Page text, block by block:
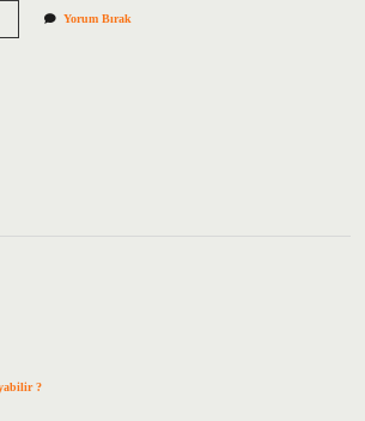
Yorum Bırak
?